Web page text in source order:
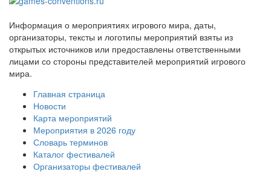
Информация о мероприятиях игрового мира, даты,
организаторы, тексты и логотипы мероприятий взяты из
открытых источников или предоставлены ответственными
лицами со стороны представителей мероприятий игрового
мира.
Главная страница
Новости
Карта мероприятий
Мероприятия в 2026 году
Словарь терминов
Каталог фестивалей
Организаторы фестивалей